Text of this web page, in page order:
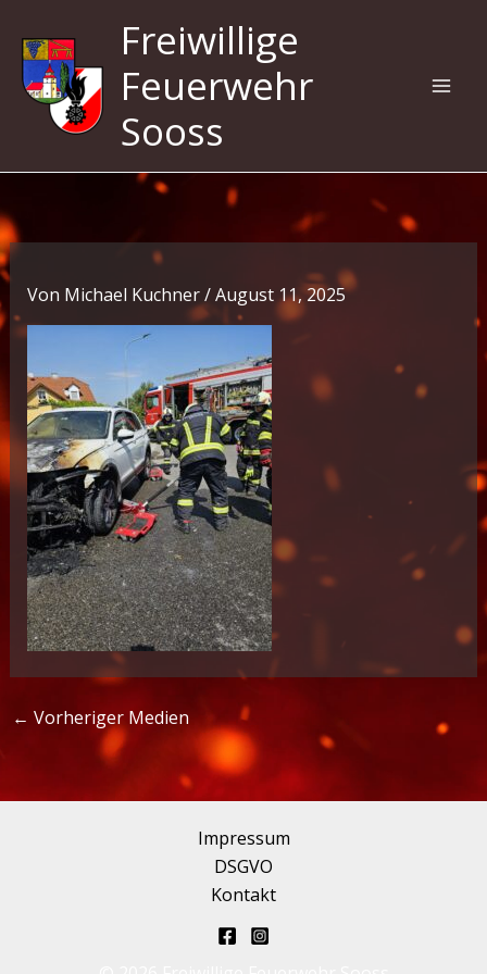
Inhalt
springen
Freiwillige
Feuerwehr
Sooss
Von Michael Kuchner/August 11, 2025
← Vorheriger Medien
Impressum
DSGVO
Kontakt